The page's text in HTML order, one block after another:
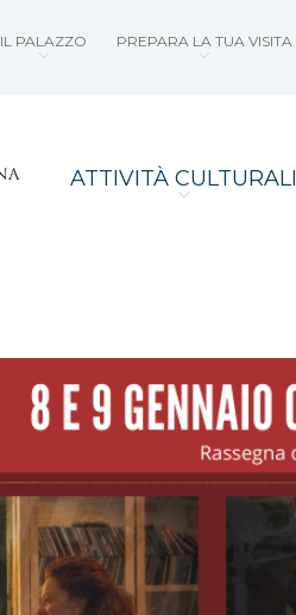
IL PALAZZO PREPARA LA TUA VISITA
ATTIVITÀ CULTURALI